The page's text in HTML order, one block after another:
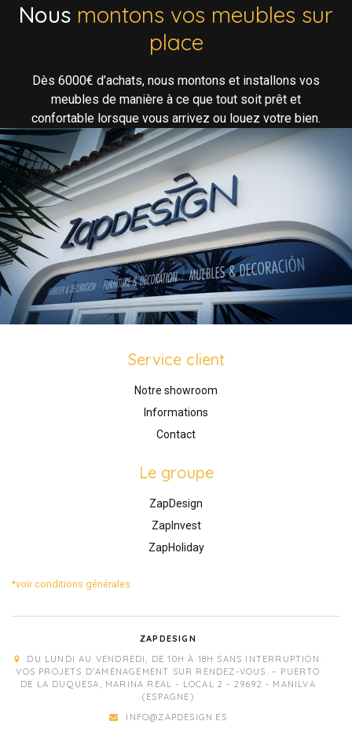
Nous montons vos meubles sur
place
Dès 6000€ d’achats, nous montons et installons vos
meubles de manière à ce que tout soit prêt et
confortable lorsque vous arrivez ou louez votre bien.
Service client
Notre showroom
Informations
Contact
Le groupe
ZapDesign
ZapInvest
ZapHoliday
*voir conditions générales
ZAPDESIGN
DU LUNDI AU VENDREDI, DE 10H À 18H SANS INTERRUPTION.
VOS PROJETS D'AMÉNAGEMENT SUR RENDEZ-VOUS. – PUERTO
DE LA DUQUESA, MARINA REAL - LOCAL 2 - 29692 - MANILVA
(ESPAGNE)
INFO@ZAPDESIGN.ES